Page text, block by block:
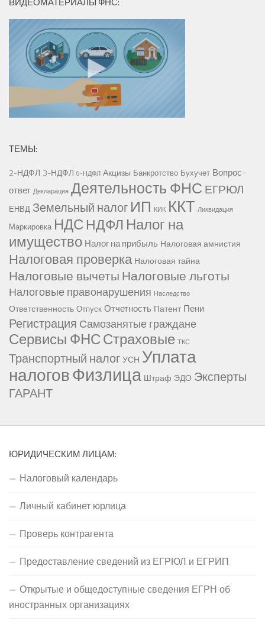
ТЕМЫ:
2-НДФЛ 3-НДФЛ 6-НДФЛ Акцизы Банкротство Бухучет Вопрос-
ответ Декларация Деятельность ФНС ЕГРЮЛ
ЕНВД Земельный налог ИП КИК ККТ Ликвидация
Маркировка НДС НДФЛ Налог на
имущество Налог на прибыль Налоговая амнистия
Налоговая проверка Налоговая тайна
Налоговые вычетыНалоговые льготы
Налоговые правонарушения Наследство
Ответственность Отпуск Отчетность Патент Пени
Регистрация Самозанятые граждане
Сервисы ФНССтраховые ТКС
Транспортный налогУСН Уплата
налоговФизлица Штраф ЭДО Эксперты
ГАРАНТ
ЮРИДИЧЕСКИМ ЛИЦАМ:
Налоговый календарь
Личный кабинет юрлица
Проверь контрагента
Предоставление сведений из ЕГРЮЛ и ЕГРИП
Открытые и общедоступные сведения ЕГРН об
иностранных организациях